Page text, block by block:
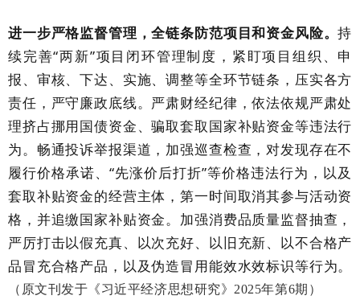
进一步严格监督管理，全链条防范项目和资金风险。持
续完善“两新”项目闭环管理制度，紧盯项目组织、申
报、审核、下达、实施、调整等全环节链条，压实各方
责任，严守廉政底线。严肃财经纪律，依法依规严肃处
理挤占挪用国债资金、骗取套取国家补贴资金等违法行
为。畅通投诉举报渠道，加强巡查检查，对发现存在不
履行价格承诺、“先涨价后打折”等价格违法行为，以及
套取补贴资金的经营主体，第一时间取消其参与活动资
格，并追缴国家补贴资金。加强消费品质量监督抽查，
严厉打击以假充真、以次充好、以旧充新、以不合格产
品冒充合格产品，以及伪造冒用能效水效标识等行为。
（原文刊发于《习近平经济思想研究》2025年第6期）